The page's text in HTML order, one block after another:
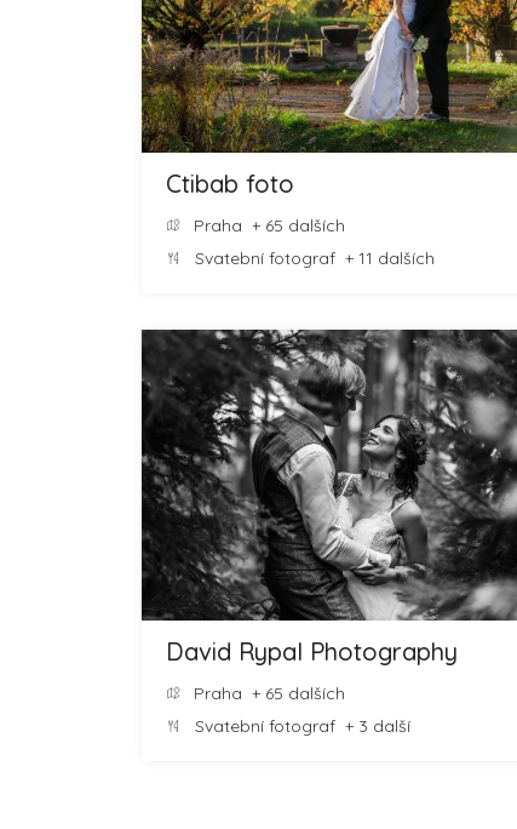
Ctibab foto
Praha + 65 dalších
Svatební fotograf + 11 dalších
David Rypal Photography
Praha + 65 dalších
Svatební fotograf + 3 další